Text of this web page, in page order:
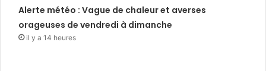
Alerte météo : Vague de chaleur et averses
orageuses de vendredi à dimanche
il y a 14 heures